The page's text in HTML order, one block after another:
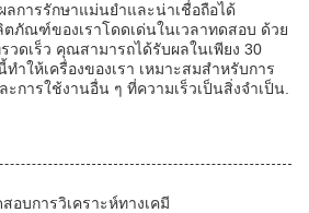
การรักษาแม่นยําและน่าเชื่อถือได้
ตภัณฑ์ของเราโดดเด่นในเวลาทดสอบ ด้วย
วดเร็ว คุณสามารถได้รับผลในเพียง 30
ให้เครื่องของเรา เหมาะสมสําหรับการ
การใช้งานอื่น ๆ ที่ความเร็วเป็นสิ่งจําเป็น.
อบการวิเคราะห์ทางเคมี